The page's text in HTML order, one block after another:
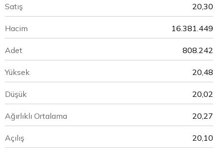
Satış 20,30
Hacim 16.381.449
Adet 808.242
Yüksek 20,48
Düşük 20,02
Ağırlıklı Ortalama 20,27
Açılış 20,10